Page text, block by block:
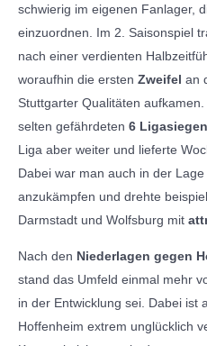
schwierig im eigenen Fanlager,
einzuordnen. Im 2. Saisonspiel
nach einer verdienten
woraufhin die ersten Zweifel an
Stuttgarter Qualitäten
selten gefährdeten 6
Liga aber weiter und lieferte
Dabei war man auch in der
anzukämpfen und drehte
Darmstadt und Wolfsburg mit
Nach den Niederlagen gegen
stand das Umfeld einmal mehr
in der Entwicklung sei. Dabei ist
Hoffenheim extrem unglücklich